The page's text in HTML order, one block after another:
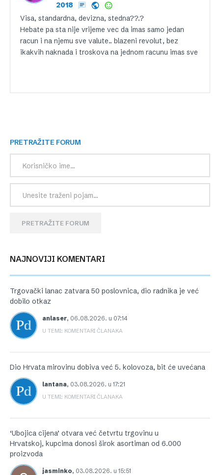
2018
Visa, standardna, devizna, stedna??.?
Hebate pa sta nije vrijeme vec da imas samo jedan
racun i na njemu sve valute.. blazeni revolut, bez
ikakvih naknada i troskova na jednom racunu imas sve
PRETRAŽITE FORUM
PRETRAŽITE FORUM
NAJNOVIJI KOMENTARI
Trgovački lanac zatvara 50 poslovnica, dio radnika je već
dobilo otkaz
anlaser, 06.08.2026. u 07:14
U TEMI: KOMENTARI ČLANAKA
Dio Hrvata mirovinu dobiva već 5. kolovoza, bit će uvećana
lantana, 03.08.2026. u 17:21
U TEMI: KOMENTARI ČLANAKA
‘Ubojica cijena’ otvara već četvrtu trgovinu u
Hrvatskoj, kupcima donosi širok asortiman od 6.000
proizvoda
jasminko, 03.08.2026. u 15:51